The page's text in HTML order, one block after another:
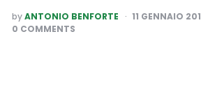
POSTED
BY
byANTONIO BENFORTE 11 GENNAIO
0 COMMENTS